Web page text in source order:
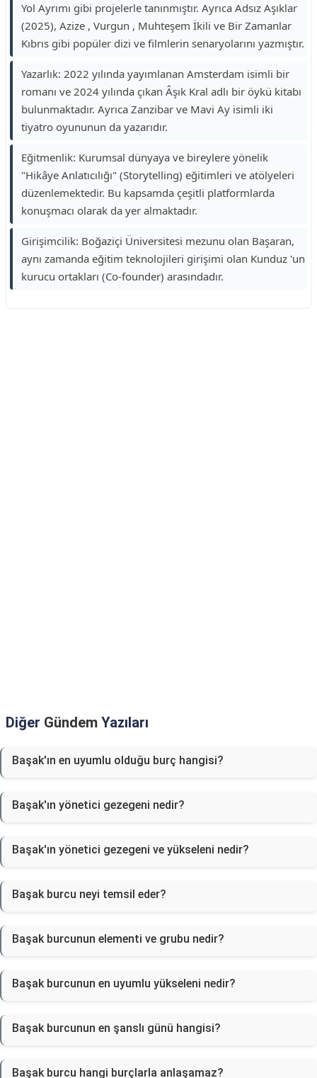
Yol Ayrımı gibi projelerle tanınmıştır. Ayrıca Adsız Aşıklar
(2025), Azize , Vurgun , Muhteşem İkili ve Bir Zamanlar
Kıbrıs gibi popüler dizi ve filmlerin senaryolarını yazmıştır.
Yazarlık: 2022 yılında yayımlanan Amsterdam isimli bir
romanı ve 2024 yılında çıkan Âşık Kral adlı bir öykü kitabı
bulunmaktadır. Ayrıca Zanzibar ve Mavi Ay isimli iki
tiyatro oyununun da yazarıdır.
Eğitmenlik: Kurumsal dünyaya ve bireylere yönelik
"Hikâye Anlatıcılığı" (Storytelling) eğitimleri ve atölyeleri
düzenlemektedir. Bu kapsamda çeşitli platformlarda
konuşmacı olarak da yer almaktadır.
Girişimcilik: Boğaziçi Üniversitesi mezunu olan Başaran,
aynı zamanda eğitim teknolojileri girişimi olan Kunduz 'un
kurucu ortakları (Co-founder) arasındadır.
Diğer Gündem Yazıları
Başak'ın en uyumlu olduğu burç hangisi?
Başak'ın yönetici gezegeni nedir?
Başak'ın yönetici gezegeni ve yükseleni nedir?
Başak burcu neyi temsil eder?
Başak burcunun elementi ve grubu nedir?
Başak burcunun en uyumlu yükseleni nedir?
Başak burcunun en şanslı günü hangisi?
Başak burcu hangi burçlarla anlaşamaz?